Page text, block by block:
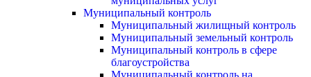
Муниципальный контроль
Муниципальный жилищный контроль
Муниципальный земельный контроль
Муниципальный контроль в сфере
благоустройства